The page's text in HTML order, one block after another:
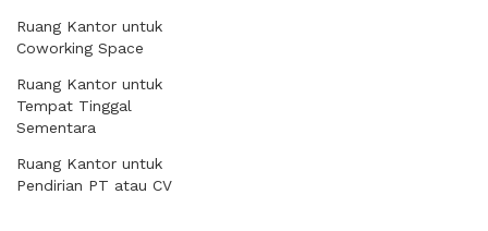
Ruang Kantor untuk
Coworking Space
Ruang Kantor untuk
Tempat Tinggal
Sementara
Ruang Kantor untuk
Pendirian PT atau CV